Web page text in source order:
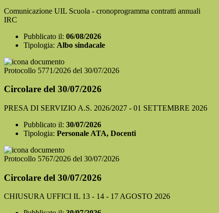
Comunicazione UIL Scuola - cronoprogramma contratti annuali
IRC
Pubblicato il: 06/08/2026
Tipologia: Albo sindacale
Protocollo 5771/2026 del 30/07/2026
Circolare del 30/07/2026
PRESA DI SERVIZIO A.S. 2026/2027 - 01 SETTEMBRE 2026
Pubblicato il: 30/07/2026
Tipologia: Personale ATA, Docenti
Protocollo 5767/2026 del 30/07/2026
Circolare del 30/07/2026
CHIUSURA UFFICI IL 13 - 14 - 17 AGOSTO 2026